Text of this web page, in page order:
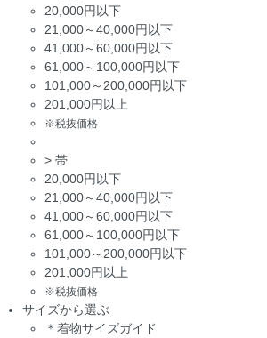
20,000円以下
21,000～40,000円以下
41,000～60,000円以下
61,000～100,000円以下
101,000～200,000円以下
201,000円以上
※税抜価格
> 帯
20,000円以下
21,000～40,000円以下
41,000～60,000円以下
61,000～100,000円以下
101,000～200,000円以下
201,000円以上
※税抜価格
サイズから選ぶ
＊着物サイズガイド